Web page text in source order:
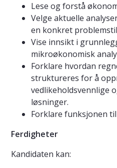
Lese og forstå
Velge aktuelle
en konkret
Vise innsikt i
mikroøkonomisk
Forklare hvordan
struktureres for å
vedlikeholdsvennlige
løsninger.
Forklare funksjonen
Ferdigheter
Kandidaten kan: